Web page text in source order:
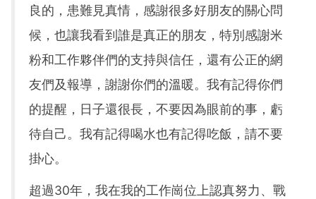
良的，患難見真情，感謝很多好朋友的關心問
候，也讓我看到誰是真正的朋友，特別感謝米
粉和工作夥伴們的支持與信任，還有公正的網
友們及報導，謝謝你們的溫暖。我有記得你們
的提醒，日子還很長，不要因為眼前的事，虧
待自己。我有記得喝水也有記得吃飯，請不要
掛心。
超過30年，我在我的工作崗位上認真努力、戰